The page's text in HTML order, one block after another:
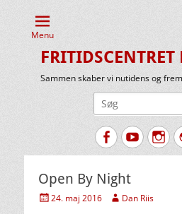
Menu
Sammen skaber vi nutidens og
Facebook
Open By Night
Udgivet
24. maj 2016 Forfatter
Dan Riis